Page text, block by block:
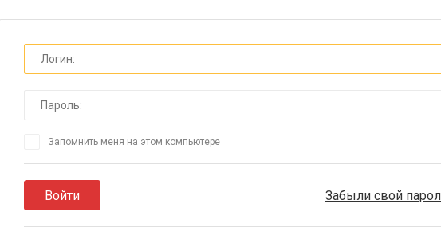
Запомнить меня на этом компьютере
Войти Забыли свой